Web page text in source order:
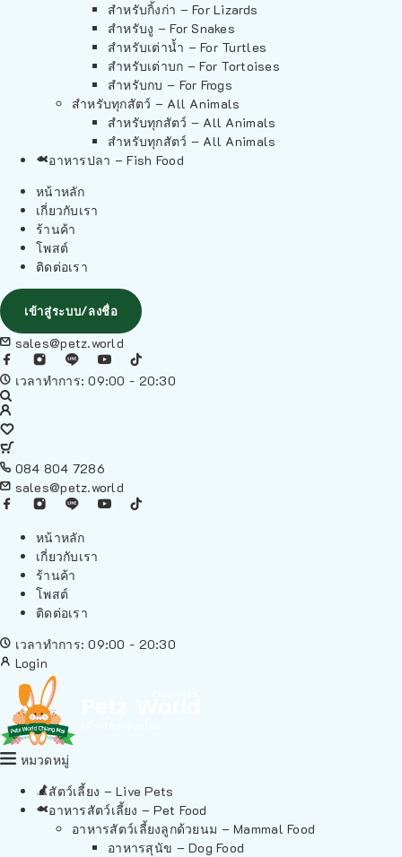
สำหรับกิ้งก่า – For Lizards
สำหรับงู – For Snakes
สำหรับเต่าน้ำ – For Turtles
สำหรับเต่าบก – For Tortoises
สำหรับกบ – For Frogs
สำหรับทุกสัตว์ – All Animals
สำหรับทุกสัตว์ – All Animals
สำหรับทุกสัตว์ – All Animals
อาหารปลา – Fish Food
หน้าหลัก
เกี่ยวกับเรา
ร้านค้า
โพสต์
ติดต่อเรา
เข้าสู่ระบบ/ลงชื่อ
sales@petz.world
เวลาทำการ: 09:00 - 20:30
084 804 7286
sales@petz.world
หน้าหลัก
เกี่ยวกับเรา
ร้านค้า
โพสต์
ติดต่อเรา
เวลาทำการ: 09:00 - 20:30
Login
หมวดหมู่
สัตว์เลี้ยง – Live Pets
อาหารสัตว์เลี้ยง – Pet Food
อาหารสัตว์เลี้ยงลูกด้วยนม – Mammal Food
อาหารสุนัข – Dog Food